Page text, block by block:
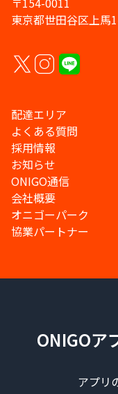
東京都世田谷区上馬
配達エリア
よくある質問
採用情報
お知らせ
ONIGO通信
会社概要
オニゴーパーク
協業パートナー
ONIGOア
アプリ